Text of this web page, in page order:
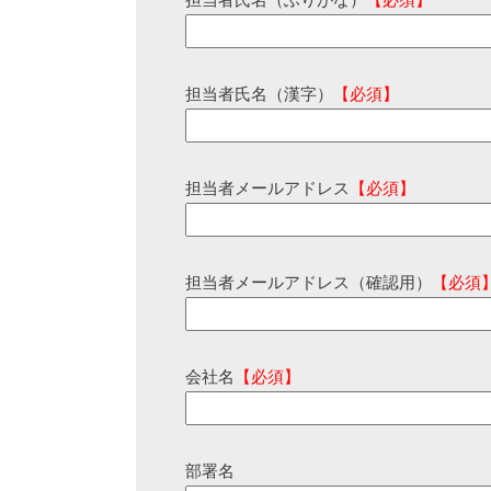
担当者氏名（漢字） 【必須】
担当者メールアドレス 【必須】
担当者メールアドレス（確認用） 【必須
会社名 【必須】
部署名